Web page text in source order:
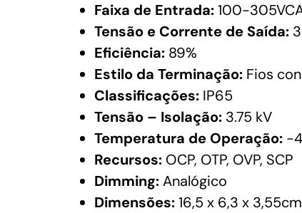
Faixa de Entrada:100-
Tensão e Corrente de Saída:
Eficiência: 89%
Estilo da Terminação: Fios
Classificações: IP65
Tensão – Isolação: 3.75 kV
Temperatura de Operação: -
Recursos: OCP, OTP, OVP, SCP
Dimming:Analógico
Dimensões:16,5 x 6,3 x 3,55cm